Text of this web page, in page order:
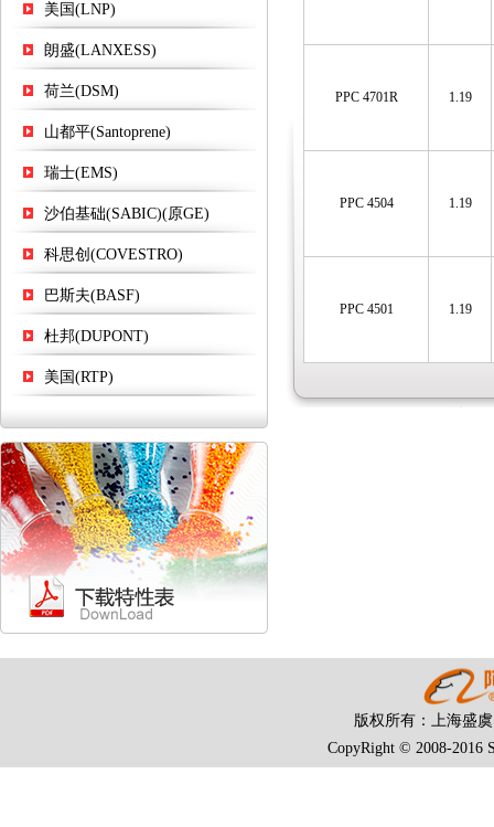
美国(LNP)
朗盛(LANXESS)
荷兰(DSM)
山都平(Santoprene)
瑞士(EMS)
沙伯基础(SABIC)(原GE)
科思创(COVESTRO)
巴斯夫(BASF)
杜邦(DUPONT)
美国(RTP)
PPC 4701R 1.19
PPC 4504 1.19
PPC 4501 1.19
版权所有：上海盛
CopyRight © 2008-2016